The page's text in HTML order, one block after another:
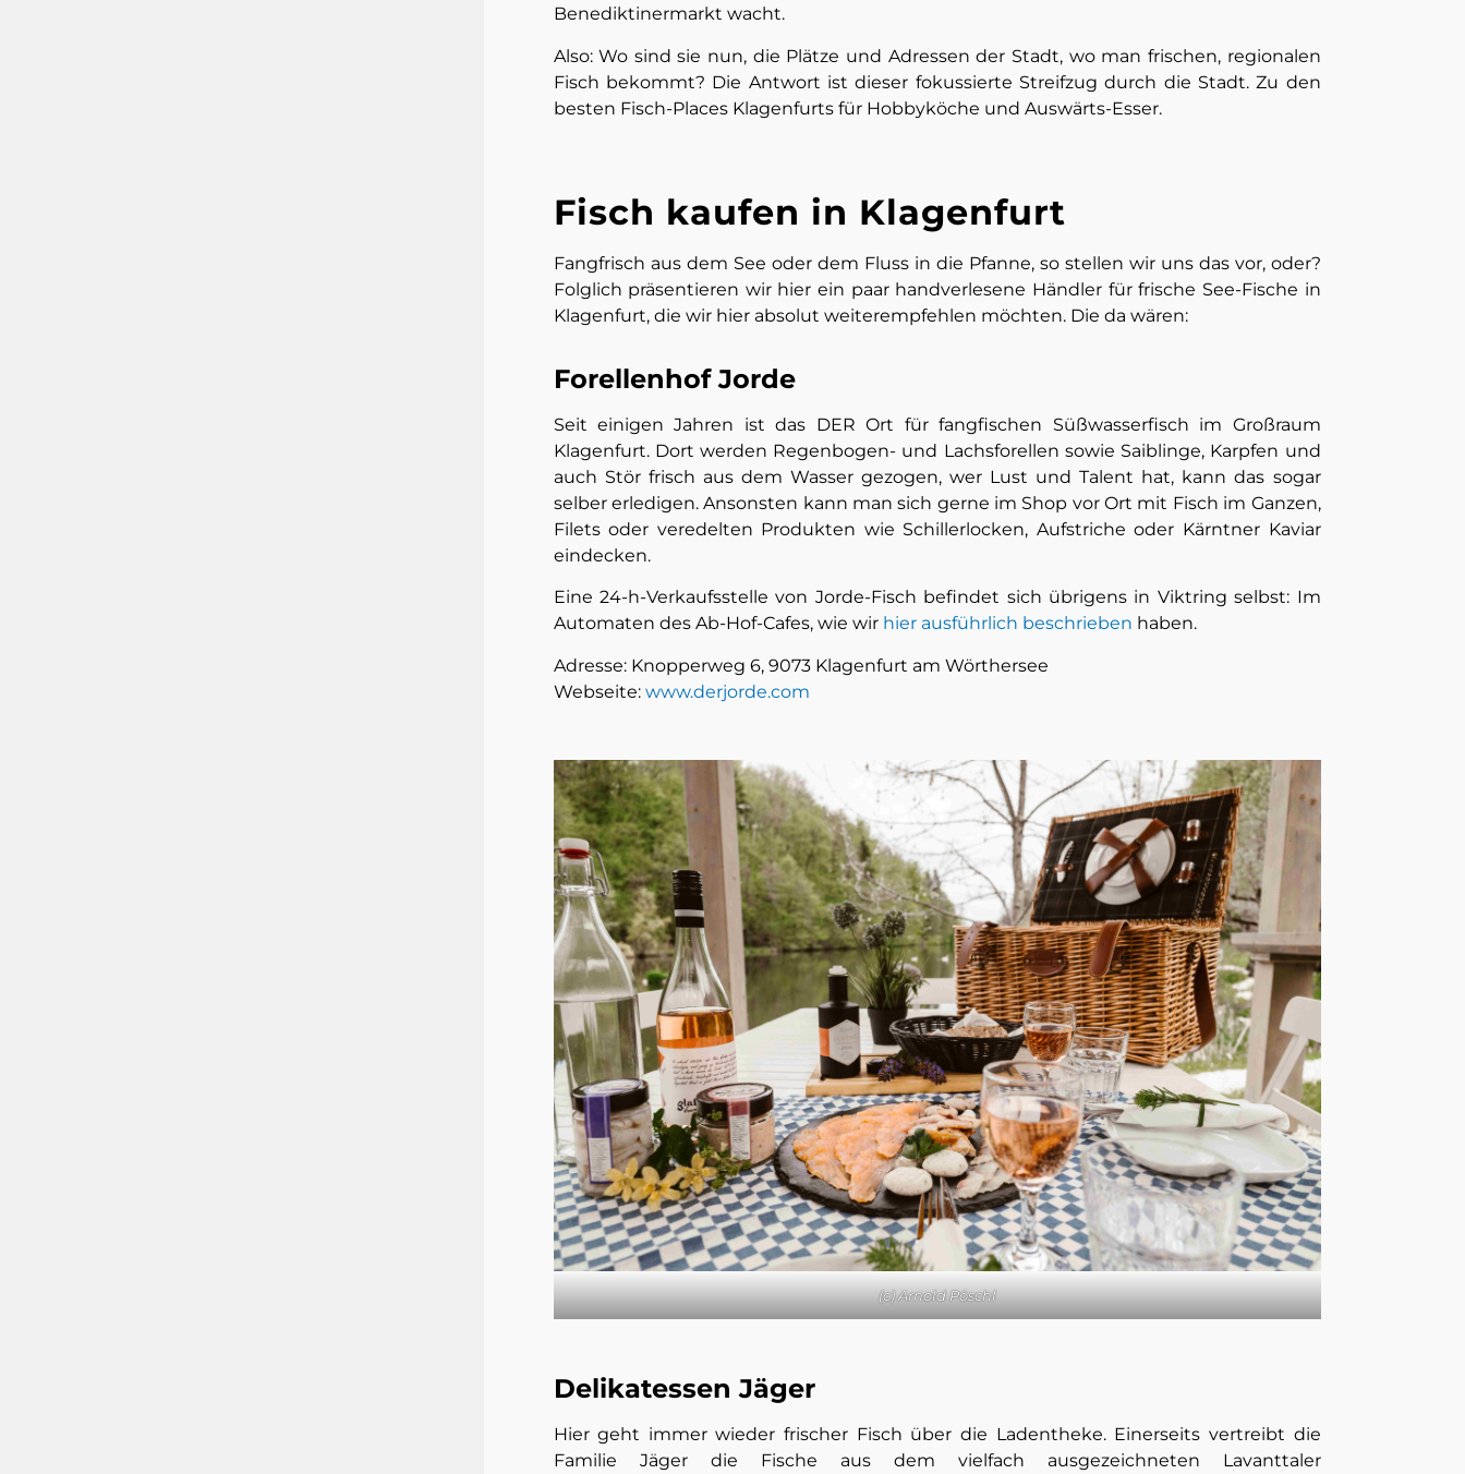
Benediktinermarkt wacht.
Also: Wo sind sie nun, die Plätze und Adressen der Stadt, wo man frischen, regionalen
Fisch bekommt? Die Antwort ist dieser fokussierte Streifzug durch die Stadt. Zu den
besten Fisch-Places Klagenfurts für Hobbyköche und Auswärts-Esser.
Fisch kaufen in Klagenfurt
Fangfrisch aus dem See oder dem Fluss in die Pfanne, so stellen wir uns das vor, oder?
Folglich präsentieren wir hier ein paar handverlesene Händler für frische See-Fische in
Klagenfurt, die wir hier absolut weiterempfehlen möchten. Die da wären:
Forellenhof Jorde
Seit einigen Jahren ist das DER Ort für fangfischen Süßwasserfisch im Großraum
Klagenfurt. Dort werden Regenbogen- und Lachsforellen sowie Saiblinge, Karpfen und
auch Stör frisch aus dem Wasser gezogen, wer Lust und Talent hat, kann das sogar
selber erledigen. Ansonsten kann man sich gerne im Shop vor Ort mit Fisch im Ganzen,
Filets oder veredelten Produkten wie Schillerlocken, Aufstriche oder Kärntner Kaviar
eindecken.
Eine 24-h-Verkaufsstelle von Jorde-Fisch befindet sich übrigens in Viktring selbst: Im
Automaten des Ab-Hof-Cafes, wie wir hier ausführlich beschrieben haben.
Adresse: Knopperweg 6, 9073 Klagenfurt am Wörthersee
Webseite: www.derjorde.com
(c) Arnold Pöschl
Delikatessen Jäger
Hier geht immer wieder frischer Fisch über die Ladentheke. Einerseits vertreibt die
Familie Jäger die Fische aus dem vielfach ausgezeichneten Lavanttaler